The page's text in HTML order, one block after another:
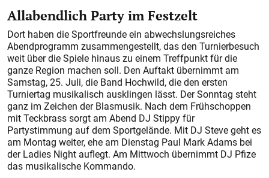
Allabendlich Party im Festzelt
Dort haben die Sportfreunde ein abwechslungsreiches
Abendprogramm zusammengestellt, das den Turnierbesuch
weit über die Spiele hinaus zu einem Treffpunkt für die
ganze Region machen soll. Den Auftakt übernimmt am
Samstag, 25. Juli, die Band Hochwild, die den ersten
Turniertag musikalisch ausklingen lässt. Der Sonntag steht
ganz im Zeichen der Blasmusik. Nach dem Frühschoppen
mit Teckbrass sorgt am Abend DJ Stippy für
Partystimmung auf dem Sportgelände. Mit DJ Steve geht es
am Montag weiter, ehe am Dienstag Paul Mark Adams bei
der Ladies Night auflegt. Am Mittwoch übernimmt DJ Pfize
das musikalische Kommando.